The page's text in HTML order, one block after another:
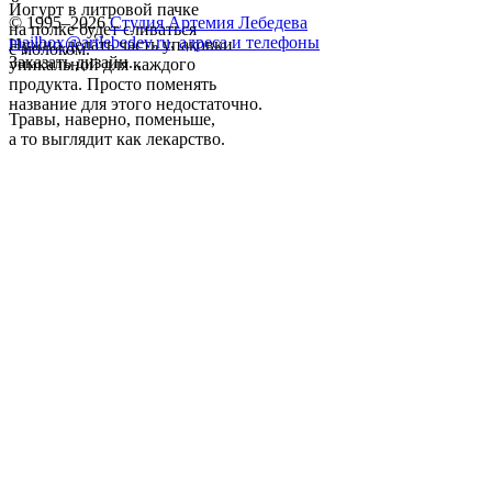
Йогурт в литровой пачке
на полке будет сливаться
с молоком.
Нужно делать часть упаковки
уникальной для каждого
продукта. Просто поменять
название для этого недостаточно.
Травы, наверно, поменьше,
а то выглядит как лекарство.
© 1995–2026 Студия Артемия Лебедева
mailbox@artlebedev.ru, адреса и телефоны
Заказать дизайн...